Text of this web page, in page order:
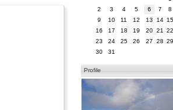
2
3 4 5 6 7
8
9
10 11 12 13 14 15
16
17 18 19 20 21
22
23
24 25 26 27 28 29
30
31
Profile